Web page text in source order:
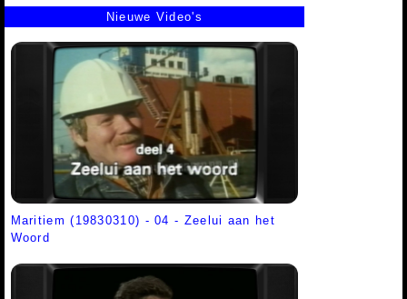
Nieuwe Video's
Maritiem (19830310) - 04 - Zeelui aan het
Woord